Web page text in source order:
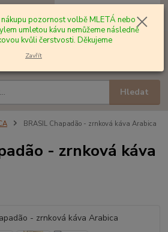
Hledat
za0,00 Kč
BRASIL Chapadão - zrnková káva Arabica
- zrnková káva
pozornost volbě MLETÁ nebo
umletou kávu nemůžeme následně
kvůli čerstvosti. Děkujeme
Zavřít